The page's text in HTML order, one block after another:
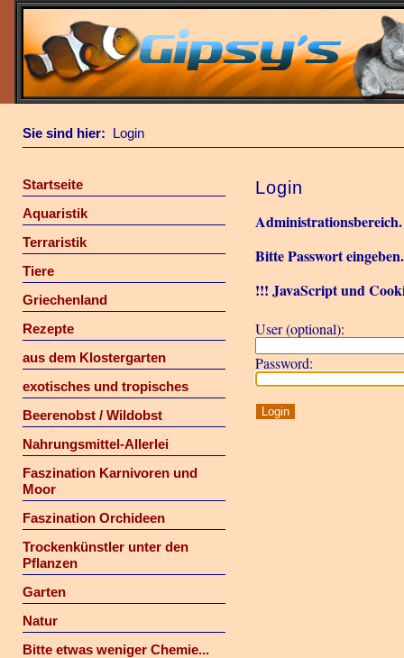
Sie sind hier: Login
Startseite
Aquaristik
Terraristik
Tiere
Griechenland
Rezepte
aus dem Klostergarten
exotisches und tropisches
Beerenobst / Wildobst
Nahrungsmittel-Allerlei
Faszination Karnivoren und
Moor
Faszination Orchideen
Trockenkünstler unter den
Pflanzen
Garten
Natur
Bitte etwas weniger Chemie...
Login
Administrationsbereich.
Bitte Passwort eingeben.
!!! JavaScript und
User (optional):
Password: